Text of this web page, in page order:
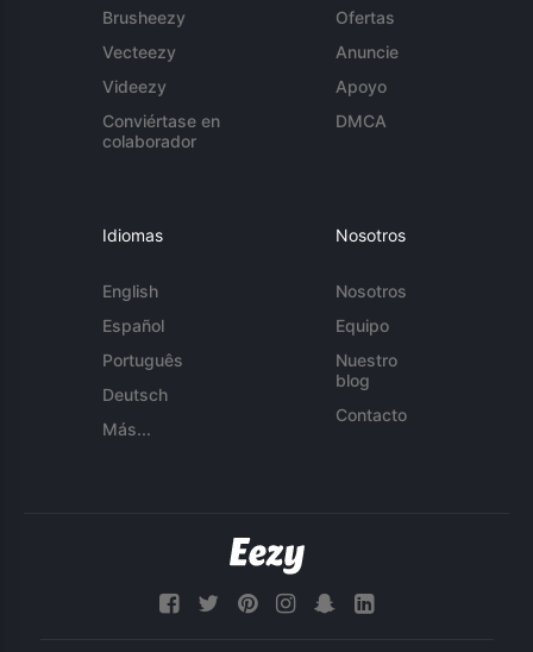
Brusheezy
Vecteezy
Videezy
Conviértase en
colaborador
Ofertas
Anuncie
Apoyo
DMCA
Idiomas
English
Español
Português
Deutsch
Más...
Nosotros
Nosotros
Equipo
Nuestro
blog
Contacto